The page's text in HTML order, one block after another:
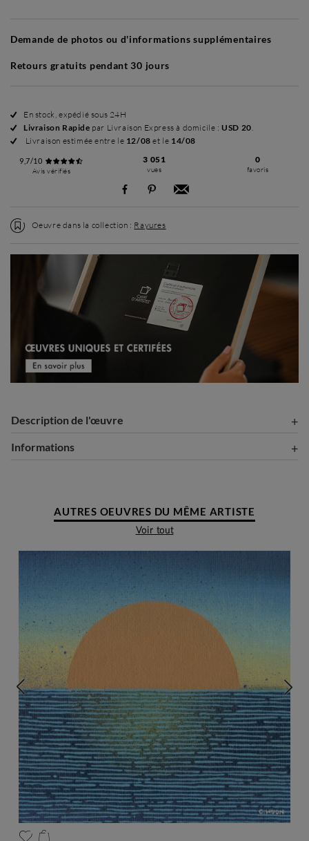
Demande de photos ou d'informations supplémentaires
Retours gratuits pendant 30 jours
En stock, expédié sous 24H
Livraison Rapide par Livraison Express à domicile :USD 20.
Livraison estimée entre le 12/08 et le 14/08
9,7/10
Avis vérifiés
3 051
vues
0
favoris
Oeuvre dans la collection : Rayures
Description de l'œuvre
Informations
AUTRES OEUVRES DU MÊME ARTISTE
Voir tout